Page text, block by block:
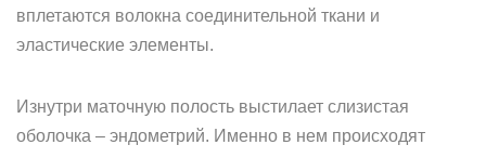
вплетаются волокна соединительной ткани и
эластические элементы.
Изнутри маточную полость выстилает слизистая
оболочка – эндометрий. Именно в нем происходят